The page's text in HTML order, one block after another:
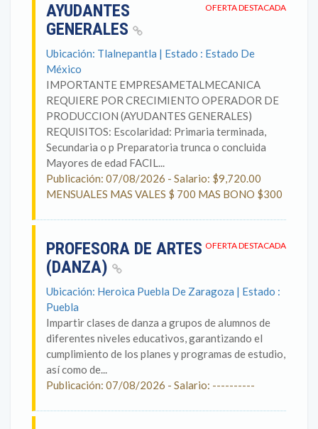
OFERTA DESTACADA
AYUDANTES
GENERALES
Ubicación: Tlalnepantla | Estado : Estado De
México
IMPORTANTE EMPRESAMETALMECANICA
REQUIERE POR CRECIMIENTO OPERADOR DE
PRODUCCION (AYUDANTES GENERALES)
REQUISITOS: Escolaridad: Primaria terminada,
Secundaria o p Preparatoria trunca o concluida
Mayores de edad FACIL...
Publicación: 07/08/2026 - Salario: $9,720.00
MENSUALES MAS VALES $ 700 MAS BONO $300
OFERTA DESTACADA
PROFESORA DE ARTES
(DANZA)
Ubicación: Heroica Puebla De Zaragoza | Estado :
Puebla
Impartir clases de danza a grupos de alumnos de
diferentes niveles educativos, garantizando el
cumplimiento de los planes y programas de estudio,
así como de...
Publicación: 07/08/2026 - Salario: ----------